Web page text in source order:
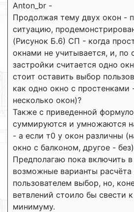
Anton_br -
Продолжая тему двух окон -
ситуацию,
(Рисунок Б.6) СП - когда
окнами не учитывается, и, по
застройки считается одно
стоит оставить выбор
как одно окно с простенками
несколько окон)?
Также с приведенной
суммируются и умножаются
- а если т0 у окон различны
окно с балконом, другое -
Предполагаю пока включить
возможные варианты расчёта
пользователем выбор, но,
ветвлений стоило бы свести
минимуму.